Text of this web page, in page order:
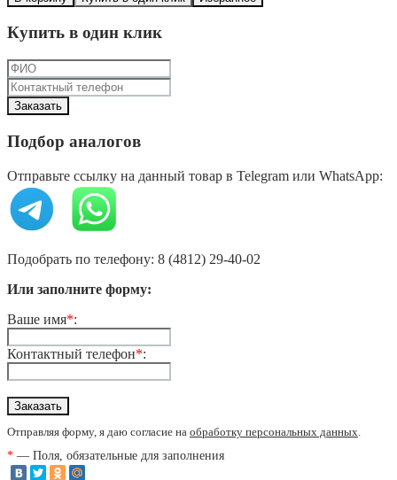
Купить в один клик
Подбор аналогов
Отправьте ссылку на данный товар в Telegram или WhatsApp:
Подобрать по телефону: 8 (4812) 29-40-02
Или заполните форму:
Ваше имя*:
Контактный телефон*:
Отправляя форму, я даю согласие на обработку персональных данных.
* — Поля, обязательные для заполнения